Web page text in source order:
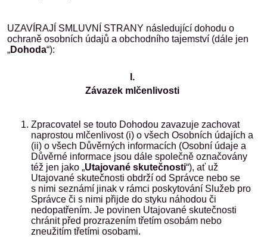
UZAVÍRAJÍ SMLUVNÍ STRANY následující dohodu o
ochraně osobních údajů a obchodního tajemství (dále jen
„Dohoda“):
I.
Závazek mlčenlivosti
Zpracovatel se touto Dohodou zavazuje zachovat
naprostou mlčenlivost (i) o všech Osobních údajích a
(ii) o všech Důvěrných informacích (Osobní údaje a
Důvěrné informace jsou dále společně označovány
též jen jako „Utajované skutečnosti“), ať už
Utajované skutečnosti obdrží od Správce nebo se
s nimi seznámí jinak v rámci poskytování Služeb pro
Správce či s nimi přijde do styku náhodou či
nedopatřením. Je povinen Utajované skutečnosti
chránit před prozrazením třetím osobám nebo
zneužitím třetími osobami.